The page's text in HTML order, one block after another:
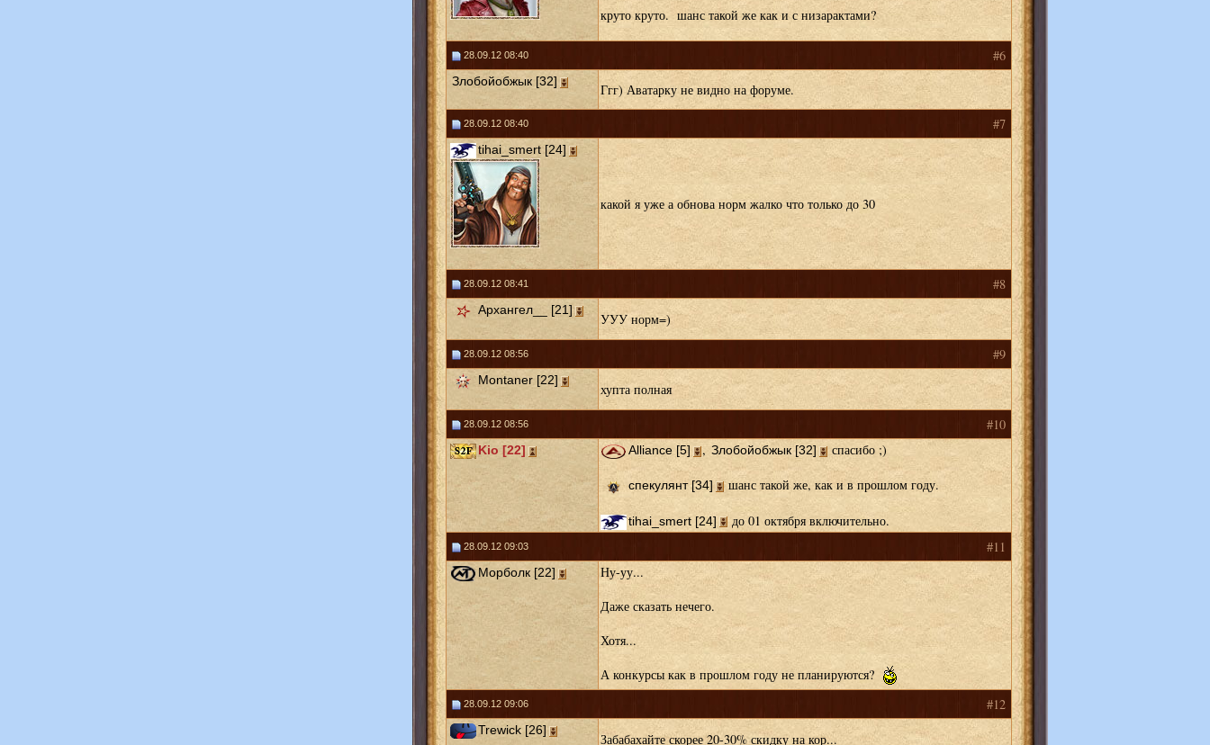
круто круто. шанс такой же как и с низарактами?
28.09.12 08:40 #6
Злобойобжык [32] Ггг) Аватарку не видно на форуме.
28.09.12 08:40 #7
tihai_smert [24]
какой я уже а обнова норм жалко что только до 30
28.09.12 08:41 #8
Архангел__ [21]
УУУ норм=)
28.09.12 08:56 #9
Montaner [22]
хупта полная
28.09.12 08:56 #10
Kio [22] Alliance [5] , Злобойобжык [32] спасибо ;)
спекулянт [34] шанс такой же, как и в прошлом году.
tihai_smert [24] до 01 октября включительно.
28.09.12 09:03 #11
Морболк [22]
Ну-уу...
Даже сказать нечего.
Хотя...
А конкурсы как в прошлом году не планируются?
28.09.12 09:06 #12
Trewick [26]
Забабахайте скорее 20-30% скидку на кор...